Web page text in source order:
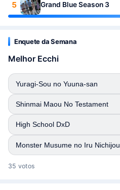
5 Grand Blue Season 3
Enquete da Semana
Melhor Ecchi
Yuragi-Sou no Yuuna-san
Shinmai Maou No Testament
High School DxD
Monster Musume no Iru Nichijou
35 votos